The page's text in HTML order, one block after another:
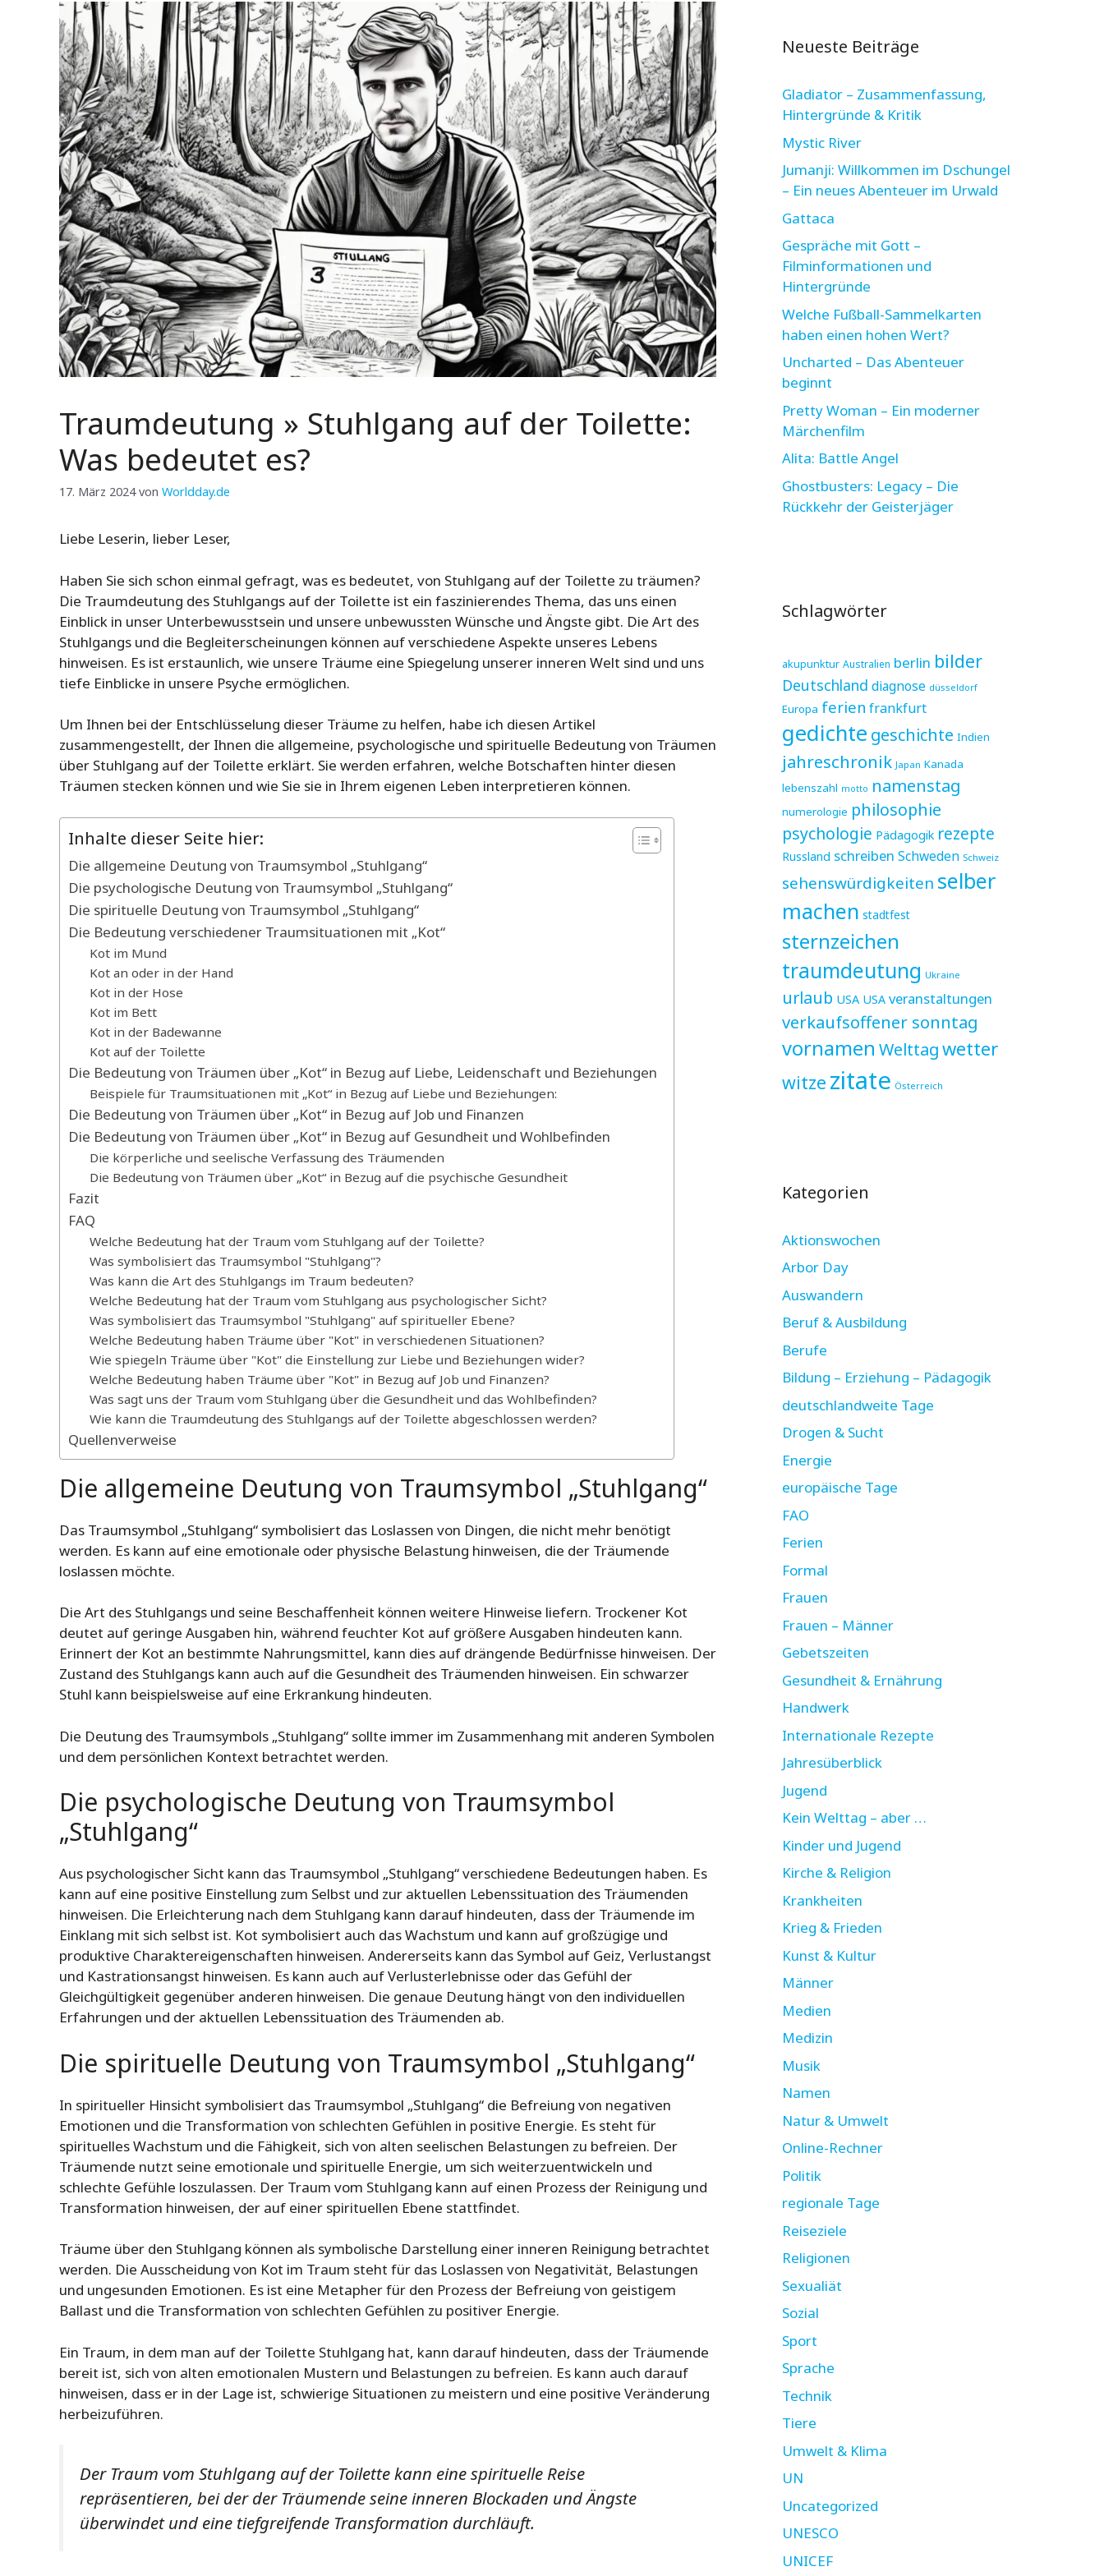
Traumdeutung » Stuhlgang auf der Toilette:
Was bedeutet es?
17. März 2024 von Worldday.de
Liebe Leserin, lieber Leser,
Haben Sie sich schon einmal gefragt, was es bedeutet, von Stuhlgang auf der Toilette zu träumen?
Die Traumdeutung des Stuhlgangs auf der Toilette ist ein faszinierendes Thema, das uns einen
Einblick in unser Unterbewusstsein und unsere unbewussten Wünsche und Ängste gibt. Die Art des
Stuhlgangs und die Begleiterscheinungen können auf verschiedene Aspekte unseres Lebens
hinweisen. Es ist erstaunlich, wie unsere Träume eine Spiegelung unserer inneren Welt sind und uns
tiefe Einblicke in unsere Psyche ermöglichen.
Um Ihnen bei der Entschlüsselung dieser Träume zu helfen, habe ich diesen Artikel
zusammengestellt, der Ihnen die allgemeine, psychologische und spirituelle Bedeutung von Träumen
über Stuhlgang auf der Toilette erklärt. Sie werden erfahren, welche Botschaften hinter diesen
Träumen stecken können und wie Sie sie in Ihrem eigenen Leben interpretieren können.
Inhalte dieser Seite hier:
Die allgemeine Deutung von Traumsymbol „Stuhlgang“
Die psychologische Deutung von Traumsymbol „Stuhlgang“
Die spirituelle Deutung von Traumsymbol „Stuhlgang“
Die Bedeutung verschiedener Traumsituationen mit „Kot“
Kot im Mund
Kot an oder in der Hand
Kot in der Hose
Kot im Bett
Kot in der Badewanne
Kot auf der Toilette
Die Bedeutung von Träumen über „Kot“ in Bezug auf Liebe, Leidenschaft und Beziehungen
Beispiele für Traumsituationen mit „Kot“ in Bezug auf Liebe und Beziehungen:
Die Bedeutung von Träumen über „Kot“ in Bezug auf Job und Finanzen
Die Bedeutung von Träumen über „Kot“ in Bezug auf Gesundheit und Wohlbefinden
Die körperliche und seelische Verfassung des Träumenden
Die Bedeutung von Träumen über „Kot“ in Bezug auf die psychische Gesundheit
Fazit
FAQ
Welche Bedeutung hat der Traum vom Stuhlgang auf der Toilette?
Was symbolisiert das Traumsymbol "Stuhlgang"?
Was kann die Art des Stuhlgangs im Traum bedeuten?
Welche Bedeutung hat der Traum vom Stuhlgang aus psychologischer Sicht?
Was symbolisiert das Traumsymbol "Stuhlgang" auf spiritueller Ebene?
Welche Bedeutung haben Träume über "Kot" in verschiedenen Situationen?
Wie spiegeln Träume über "Kot" die Einstellung zur Liebe und Beziehungen wider?
Welche Bedeutung haben Träume über "Kot" in Bezug auf Job und Finanzen?
Was sagt uns der Traum vom Stuhlgang über die Gesundheit und das Wohlbefinden?
Wie kann die Traumdeutung des Stuhlgangs auf der Toilette abgeschlossen werden?
Quellenverweise
Die allgemeine Deutung von Traumsymbol „Stuhlgang“
Das Traumsymbol „Stuhlgang“ symbolisiert das Loslassen von Dingen, die nicht mehr benötigt
werden. Es kann auf eine emotionale oder physische Belastung hinweisen, die der Träumende
loslassen möchte.
Die Art des Stuhlgangs und seine Beschaffenheit können weitere Hinweise liefern. Trockener Kot
deutet auf geringe Ausgaben hin, während feuchter Kot auf größere Ausgaben hindeuten kann.
Erinnert der Kot an bestimmte Nahrungsmittel, kann dies auf drängende Bedürfnisse hinweisen. Der
Zustand des Stuhlgangs kann auch auf die Gesundheit des Träumenden hinweisen. Ein schwarzer
Stuhl kann beispielsweise auf eine Erkrankung hindeuten.
Die Deutung des Traumsymbols „Stuhlgang“ sollte immer im Zusammenhang mit anderen Symbolen
und dem persönlichen Kontext betrachtet werden.
Die psychologische Deutung von Traumsymbol
„Stuhlgang“
Aus psychologischer Sicht kann das Traumsymbol „Stuhlgang“ verschiedene Bedeutungen haben. Es
kann auf eine positive Einstellung zum Selbst und zur aktuellen Lebenssituation des Träumenden
hinweisen. Die Erleichterung nach dem Stuhlgang kann darauf hindeuten, dass der Träumende im
Einklang mit sich selbst ist. Kot symbolisiert auch das Wachstum und kann auf großzügige und
produktive Charaktereigenschaften hinweisen. Andererseits kann das Symbol auf Geiz, Verlustangst
und Kastrationsangst hinweisen. Es kann auch auf Verlusterlebnisse oder das Gefühl der
Gleichgültigkeit gegenüber anderen hinweisen. Die genaue Deutung hängt von den individuellen
Erfahrungen und der aktuellen Lebenssituation des Träumenden ab.
Die spirituelle Deutung von Traumsymbol „Stuhlgang“
In spiritueller Hinsicht symbolisiert das Traumsymbol „Stuhlgang“ die Befreiung von negativen
Emotionen und die Transformation von schlechten Gefühlen in positive Energie. Es steht für
spirituelles Wachstum und die Fähigkeit, sich von alten seelischen Belastungen zu befreien. Der
Träumende nutzt seine emotionale und spirituelle Energie, um sich weiterzuentwickeln und
schlechte Gefühle loszulassen. Der Traum vom Stuhlgang kann auf einen Prozess der Reinigung und
Transformation hinweisen, der auf einer spirituellen Ebene stattfindet.
Träume über den Stuhlgang können als symbolische Darstellung einer inneren Reinigung betrachtet
werden. Die Ausscheidung von Kot im Traum steht für das Loslassen von Negativität, Belastungen
und ungesunden Emotionen. Es ist eine Metapher für den Prozess der Befreiung von geistigem
Ballast und die Transformation von schlechten Gefühlen zu positiver Energie.
Ein Traum, in dem man auf der Toilette Stuhlgang hat, kann darauf hindeuten, dass der Träumende
bereit ist, sich von alten emotionalen Mustern und Belastungen zu befreien. Es kann auch darauf
hinweisen, dass er in der Lage ist, schwierige Situationen zu meistern und eine positive Veränderung
herbeizuführen.
Der Traum vom Stuhlgang auf der Toilette kann eine spirituelle Reise
repräsentieren, bei der der Träumende seine inneren Blockaden und Ängste
überwindet und eine tiefgreifende Transformation durchläuft.
Neueste Beiträge
Gladiator – Zusammenfassung,
Hintergründe & Kritik
Mystic River
Jumanji: Willkommen im Dschungel
– Ein neues Abenteuer im Urwald
Gattaca
Gespräche mit Gott –
Filminformationen und
Hintergründe
Welche Fußball-Sammelkarten
haben einen hohen Wert?
Uncharted – Das Abenteuer
beginnt
Pretty Woman – Ein moderner
Märchenfilm
Alita: Battle Angel
Ghostbusters: Legacy – Die
Rückkehr der Geisterjäger
Schlagwörter
akupunktur Australien berlin bilder
Deutschland diagnose düsseldorf
Europa ferien frankfurt
gedichte geschichte Indien
jahreschronik Japan Kanada
lebenszahl motto namenstag
numerologie philosophie
psychologie Pädagogik rezepte
Russland schreiben Schweden Schweiz
sehenswürdigkeiten selber
machen stadtfest
sternzeichen
traumdeutung Ukraine
urlaub USA USA veranstaltungen
verkaufsoffener sonntag
vornamen Welttagwetter
witze zitate Österreich
Kategorien
Aktionswochen
Arbor Day
Auswandern
Beruf & Ausbildung
Berufe
Bildung – Erziehung – Pädagogik
deutschlandweite Tage
Drogen & Sucht
Energie
europäische Tage
FAO
Ferien
Formal
Frauen
Frauen – Männer
Gebetszeiten
Gesundheit & Ernährung
Handwerk
Internationale Rezepte
Jahresüberblick
Jugend
Kein Welttag – aber …
Kinder und Jugend
Kirche & Religion
Krankheiten
Krieg & Frieden
Kunst & Kultur
Männer
Medien
Medizin
Musik
Namen
Natur & Umwelt
Online-Rechner
Politik
regionale Tage
Reiseziele
Religionen
Sexualiät
Sozial
Sport
Sprache
Technik
Tiere
Umwelt & Klima
UN
Uncategorized
UNESCO
UNICEF